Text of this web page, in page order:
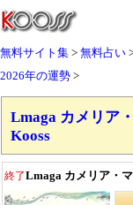
無料サイト集 無料占い
2026年の運勢
Lmaga カメリア
Kooss
終了Lmaga カメリア・